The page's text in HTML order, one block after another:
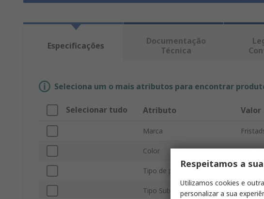
Especificações
Documentação
Técnica
Seleciona um o mais atributos para encontrar
Selecionar tudo Atributo Valor
Marca
Color Azul
Tipo de producto
Tipo Sub
Respeitamos a
Utilizamos cookies e
personalizar a sua